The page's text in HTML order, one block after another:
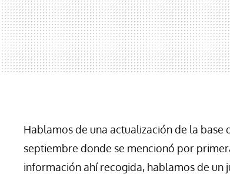
Hablamos de una actualización de la base
septiembre donde se mencionó por
información ahí recogida, hablamos de un